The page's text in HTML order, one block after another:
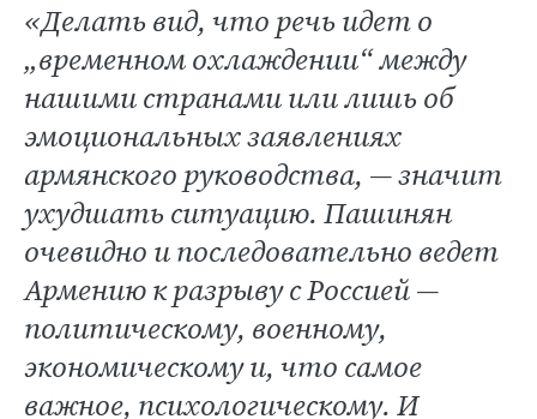
«Делать вид, что речь идет о
„временном охлаждении“ между
нашими странами или лишь об
эмоциональных заявлениях
армянского руководства, — значит
ухудшать ситуацию. Пашинян
очевидно и последовательно ведет
Армению к разрыву с Россией —
политическому, военному,
экономическому и, что самое
важное, психологическому. И